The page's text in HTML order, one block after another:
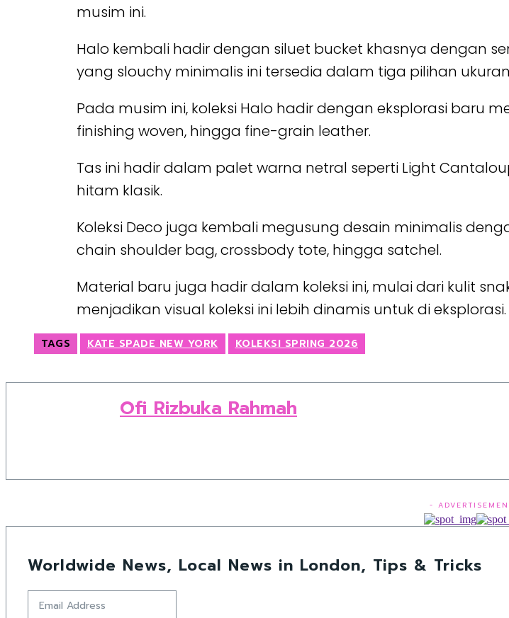
musim ini.
Halo kembali hadir dengan siluet bucket khasnya dengan
yang slouchy minimalis ini tersedia dalam tiga pilihan
Pada musim ini, koleksi Halo hadir dengan eksplorasi baru
finishing woven, hingga fine-grain leather.
Tas ini hadir dalam palet warna netral seperti Light
hitam klasik.
Koleksi Deco juga kembali megusung desain minimalis
chain shoulder bag, crossbody tote, hingga satchel.
Material baru juga hadir dalam koleksi ini, mulai dari kulit
menjadikan visual koleksi ini lebih dinamis untuk di eksplorasi.
TAGS KATE SPADE NEW YORK KOLEKSI SPRING 2026
Ofi Rizbuka Rahmah
-
Worldwide News, Local News in London, Tips & Tricks